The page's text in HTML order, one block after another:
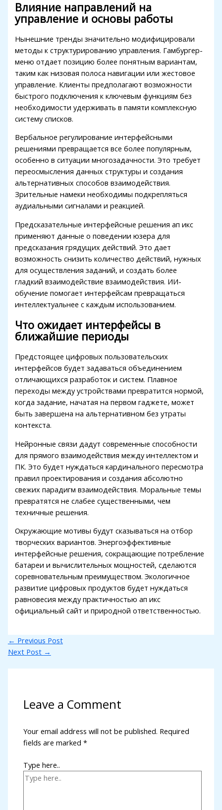
Влияние направлений на
управление и основы работы
Нынешние тренды значительно модифицировали
методы к структурированию управления. Гамбургер-
меню отдает позицию более понятным вариантам,
таким как низовая полоса навигации или жестовое
управление. Клиенты предполагают возможности
быстрого подключения к ключевым функциям без
необходимости удерживать в памяти комплексную
систему списков.
Вербальное регулирование интерфейсными
решениями превращается все более популярным,
особенно в ситуации многозадачности. Это требует
переосмысления данных структуры и создания
альтернативных способов взаимодействия.
Зрительные намеки необходимы подкрепляться
аудиальными сигналами и реакцией.
Предсказательные интерфейсные решения ап икс
применяют данные о поведении юзера для
предсказания грядущих действий. Это дает
возможность снизить количество действий, нужных
для осуществления заданий, и создать более
гладкий взаимодействие взаимодействия. ИИ-
обучение помогает интерфейсам превращаться
интеллектуальнее с каждым использованием.
Что ожидает интерфейсы в
ближайшие периоды
Предстоящее цифровых пользовательских
интерфейсов будет задаваться объединением
отличающихся разработок и систем. Плавное
переходы между устройствами превратится нормой,
когда задание, начатая на первом гаджете, может
быть завершена на альтернативном без утраты
контекста.
Нейронные связи дадут современные способности
для прямого взаимодействия между интеллектом и
ПК. Это будет нуждаться кардинального пересмотра
правил проектирования и создания абсолютно
свежих парадигм взаимодействия. Моральные темы
превратятся не слабее существенными, чем
техничные решения.
Окружающие мотивы будут сказываться на отбор
творческих вариантов. Энергоэффективные
интерфейсные решения, сокращающие потребление
батареи и вычислительных мощностей, сделаются
соревновательным преимуществом. Экологичное
развитие цифровых продуктов будет нуждаться
равновесия между практичностью ап икс
официальный сайт и природной ответственностью.
← Previous Post
Next Post →
Leave a Comment
Your email address will not be published. Required
fields are marked*
Type here..